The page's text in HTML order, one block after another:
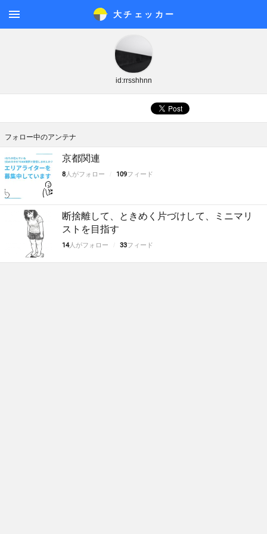
大チェッカ ー
メニ
id:rrsshhnn
フォロー中のアンテナ
京都関連
8 人がフォロー 109フィード
断捨離して、ときめく片づけして、ミニマリ
ストを目指す
14人がフォロー 33フィード